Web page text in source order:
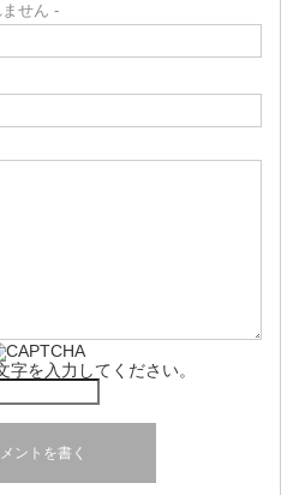
せん -
字を入力してください。